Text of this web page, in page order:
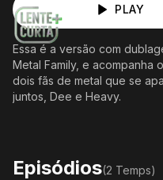
PLAY
Essa é a versão com
Metal Family, e acompanha
dois fãs de metal que se
juntos, Dee e Heavy.
Episódios(2 Temps)